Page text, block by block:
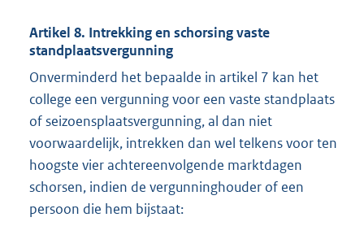
Artikel 8. Intrekking en schorsing vaste
standplaatsvergunning
Onverminderd het bepaalde in artikel 7 kan het
college een vergunning voor een vaste standplaats
of seizoensplaatsvergunning, al dan niet
voorwaardelijk, intrekken dan wel telkens voor ten
hoogste vier achtereenvolgende marktdagen
schorsen, indien de vergunninghouder of een
persoon die hem bijstaat: